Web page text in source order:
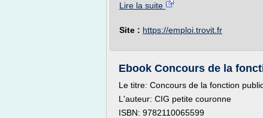
Lire la suite
Site : https://emploi.trovit.fr
Ebook Concours de la
Le titre: Concours de la fonction
L'auteur: CIG petite couronne
ISBN: 9782110065599